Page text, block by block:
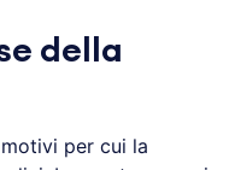
della
per cui la